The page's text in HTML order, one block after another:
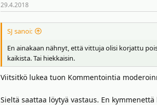
29.4.2018
SJ sanoi:
En ainakaan nähnyt, että vittuja olisi korjattu
kaikista. Tai hiekkaisin.
Viitsitkö lukea tuon Kommentointia
Sieltä saattaa löytyä vastaus. En